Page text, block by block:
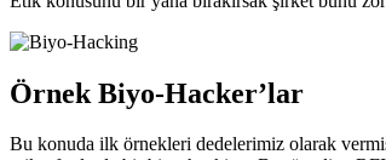
Örnek Biyo-Hacker’lar
Bu konuda ilk örnekleri dedelerimiz olarak